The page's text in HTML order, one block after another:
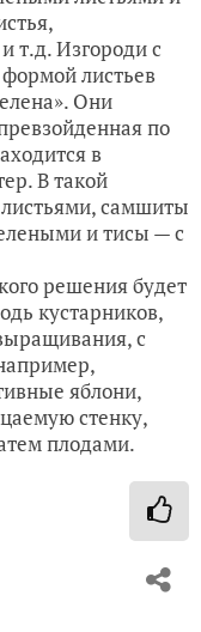
т.д. Изгороди с
листьев
Они
по
в
В такой
самшиты
и тисы — с
решения будет
кустарников,
с
яблони,
стенку,
плодами.